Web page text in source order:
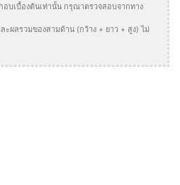
บเบื้องต้นเท่านั้น กรุณาตรวจสอบจากทาง
ผลรวมของสามด้าน (กว้าง + ยาว + สูง) ไม่